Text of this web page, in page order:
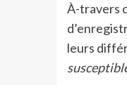
À-travers
leurs